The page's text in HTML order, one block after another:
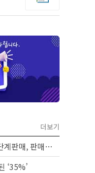
더보기
<사설> ‘규제의 덫’에 갇힌 다단계판매, 판매원 보호 시급하다
‘35%’